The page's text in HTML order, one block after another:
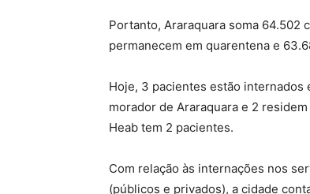
Portanto, Araraquara soma 64.502
permanecem em quarentena e
Hoje, 3 pacientes estão internados
morador de Araraquara e 2
Heab tem 2 pacientes.
Com relação às internações nos
(públicos e privados), a cidade